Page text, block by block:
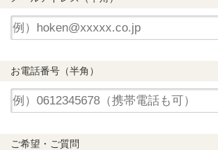
お電話番号（半角）
ご希望・ご質問